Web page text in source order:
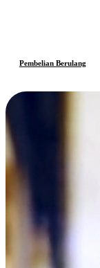
Pembelian Berulang